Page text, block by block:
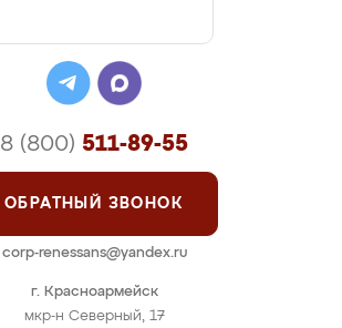
г. Красноармейск
мкр-н Северный, 17
8 (800) 511-89-55
ОБРАТНЫЙ ЗВОНОК
corp-renessans@yandex.ru